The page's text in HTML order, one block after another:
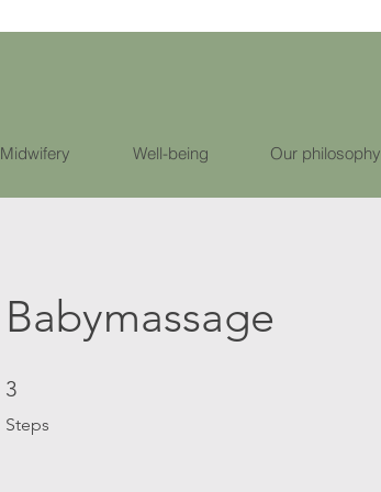
Midwifery Well-being Our philosophy
Babymassage
3
Steps
3 Steps